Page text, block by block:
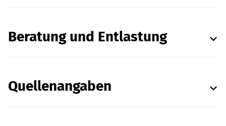
Beratung und Entlastung
Quellenangaben